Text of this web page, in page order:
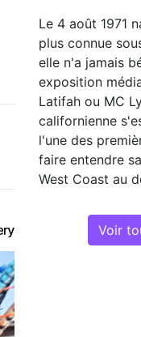
Le 4 août 1971
plus connue
elle n'a jamais
exposition
Latifah ou MC
californienne
l'une des
faire entendre
West Coast au
Voir